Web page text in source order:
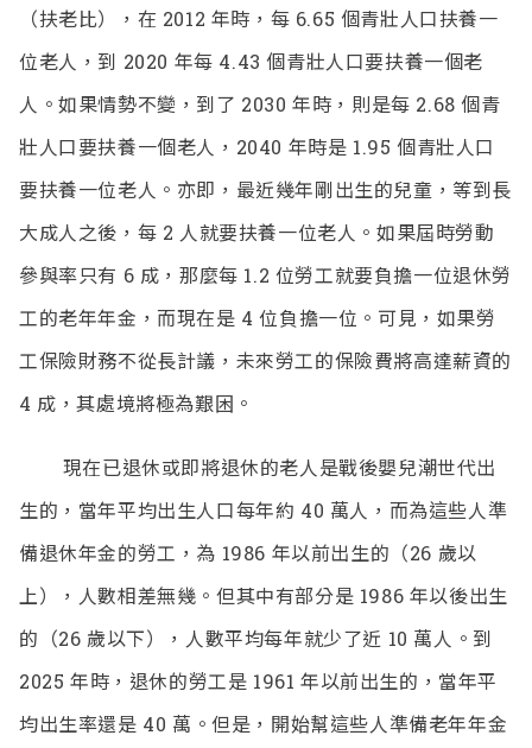
（扶老比），在 2012 年時，每 6.65 個青壯人口扶養一
位老人，到 2020 年每 4.43 個青壯人口要扶養一個老
人。如果情勢不變，到了 2030 年時，則是每 2.68 個青
壯人口要扶養一個老人，2040 年時是 1.95 個青壯人口
要扶養一位老人。亦即，最近幾年剛出生的兒童，等到長
大成人之後，每 2 人就要扶養一位老人。如果屆時勞動
參與率只有 6 成，那麼每 1.2 位勞工就要負擔一位退休勞
工的老年年金，而現在是 4 位負擔一位。可見，如果勞
工保險財務不從長計議，未來勞工的保險費將高達薪資的
4 成，其處境將極為艱困。
現在已退休或即將退休的老人是戰後嬰兒潮世代出
生的，當年平均出生人口每年約 40 萬人，而為這些人準
備退休年金的勞工，為 1986 年以前出生的（26 歲以
上），人數相差無幾。但其中有部分是 1986 年以後出生
的（26 歲以下），人數平均每年就少了近 10 萬人。到
2025 年時，退休的勞工是 1961 年以前出生的，當年平
均出生率還是 40 萬。但是，開始幫這些人準備老年年金